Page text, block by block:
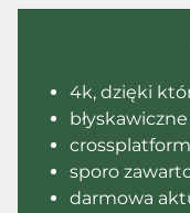
4k, dzięki
sporo
darmowa